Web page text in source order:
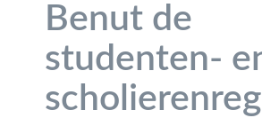
Benut de
studenten-